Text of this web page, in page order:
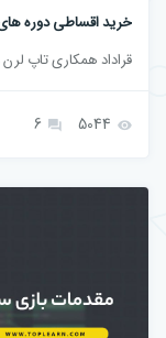
خرید اقساطی دوره
قراداد همکاری تاپ